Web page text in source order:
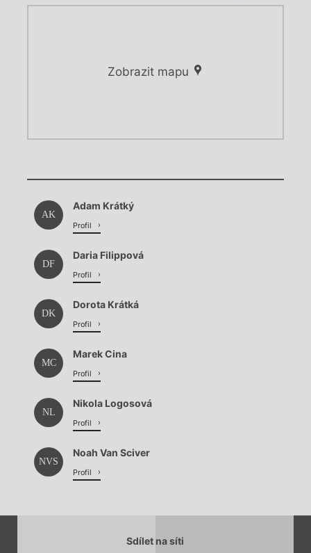
Zobrazit mapu
Načítá se.
Chviličku.
Načítá se.
AK
Adam Krátký
Profil
DF
Daria Filippová
Profil
DK
Dorota Krátká
Profil
MC
Marek Cina
Profil
NL
Nikola Logosová
Profil
NVS
Noah Van Sciver
Profil
Sdílet na síti